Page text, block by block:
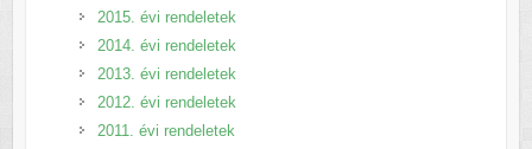
2015. évi rendeletek
2014. évi rendeletek
2013. évi rendeletek
2012. évi rendeletek
2011. évi rendeletek